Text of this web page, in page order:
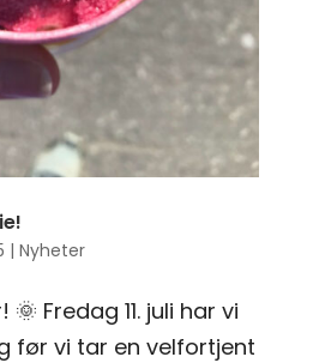
| Nyheter
Fredag 11. juli har vi
før vi tar en velfortjent